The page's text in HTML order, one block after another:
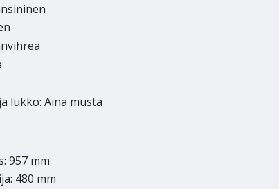
lukko: Aina musta
957 mm
480 mm